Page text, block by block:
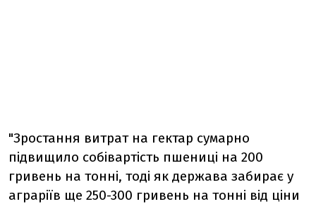
"Зростання витрат на гектар сумарно
підвищило собівартість пшениці на 200
гривень на тонні, тоді як держава забирає у
аграріїв ще 250-300 гривень на тонні від ціни